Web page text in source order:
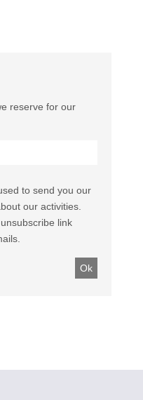
reserve for our
to send you our
our activities.
link